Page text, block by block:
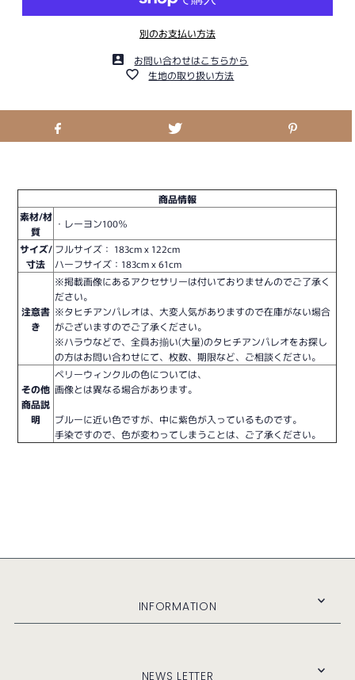
別のお支払い方法
お問い合わせはこちらから
生地の取り扱い方法
商品情報
素材/材
質
・レーヨン100％
サイズ/
寸法
フルサイズ： 183cm x 122cm
ハーフサイズ： 183cm x 61cm
注意書
き
※掲載画像にあるアクセサリーは付いておりませんのでご了承く
ださい。
※タヒチアンパレオは、大変人気がありますので在庫がない場合
がございますのでご了承ください。
※ハラウなどで、全員お揃い(大量)のタヒチアンパレオをお探し
の方はお問い合わせにて、枚数、期限など、ご相談ください。
その他
商品説
明
ペリーウィンクルの色については、
画像とは異なる場合があります。
ブルーに近い色ですが、中に紫色が入っているものです。
手染ですので、色が変わってしまうことは、ご了承ください。
INFORMATION
NEWS LETTER